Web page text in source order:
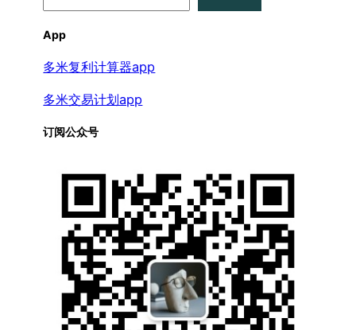
App
多米复利计算器app
多米交易计划app
订阅公众号